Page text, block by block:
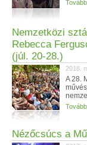
Tovább
Nemzetközi
Rebecca
(júl. 20-28.)
2018.
A 28.
Tovább
Nézőcsúcs a